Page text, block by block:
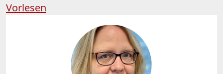
Vorlesen